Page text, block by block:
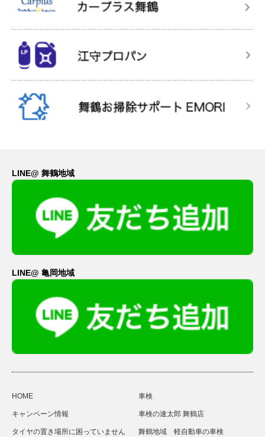
LINE@ 舞鶴地域
LINE@ 亀岡地域
HOME
キャンペーン情報
タイヤの置き場所に困っていません
車検
車検の速太郎 舞鶴店
舞鶴地域 軽自動車の車検